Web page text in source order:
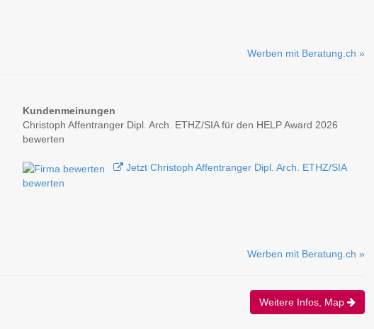
Werben mit Beratung.ch »
Kundenmeinungen
Christoph Affentranger Dipl. Arch. ETHZ/SIA für den HELP Award 2026
bewerten
Jetzt Christoph Affentranger Dipl. Arch. ETHZ/SIA
bewerten
Werben mit Beratung.ch »
Weitere Infos, Map